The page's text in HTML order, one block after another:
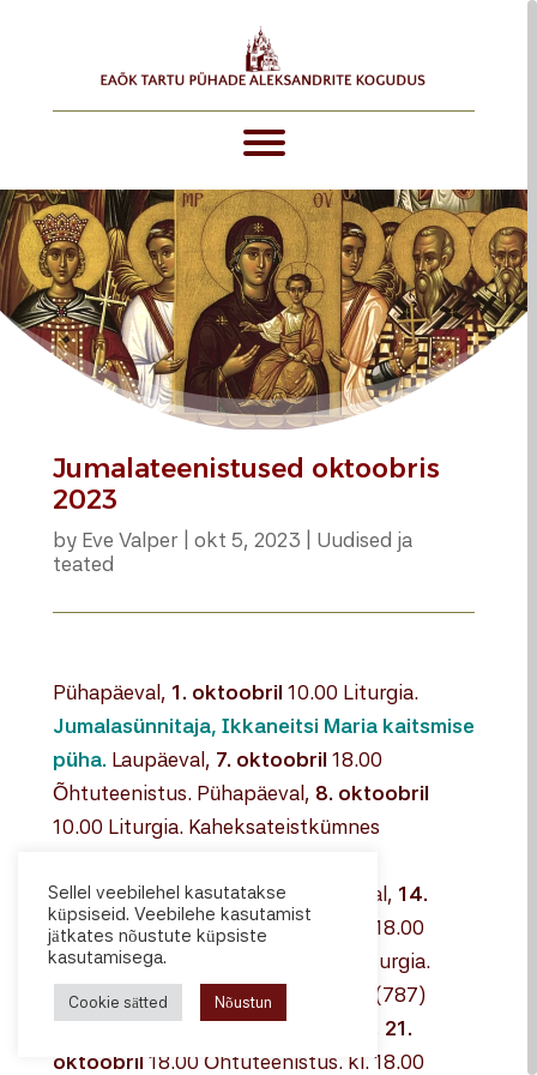
Jumalateenistused oktoobris
2023
by Eve Valper okt 5, 2023
Uudised ja
teated
Pühapäeval, 1. oktoobril 10.00 Liturgia.
Jumalasünnitaja, Ikkaneitsi Maria kaitsmise
püha. Laupäeval, 7. oktoobril 18.00
Õhtuteenistus. Pühapäeval, 8. oktoobril
10.00 Liturgia. Kaheksateistkümnes
Lõikustänupüha. kl. 10.00 Laupäeval, 14.
oktoobril18.00 Õhtuteenistus. kl. 18.00
Pühapäeval,
10.00 Liturgia.
Nikaia kogumaapealse kirikukogu (787)
pühade isade pühapäev. Laupäeval, 21.
oktoobril 18.00 Õhtuteenistus. kl. 18.00
Sellel veebilehel kasutatakse
küpsiseid. Veebilehe kasutamist
jätkates nõustute küpsiste
kasutamisega.
Cookie sätted Nõustun